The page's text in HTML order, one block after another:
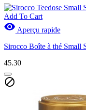
Add To Cart
 Aperçu rapide
Sirocco Boîte à thé Small
45.30
